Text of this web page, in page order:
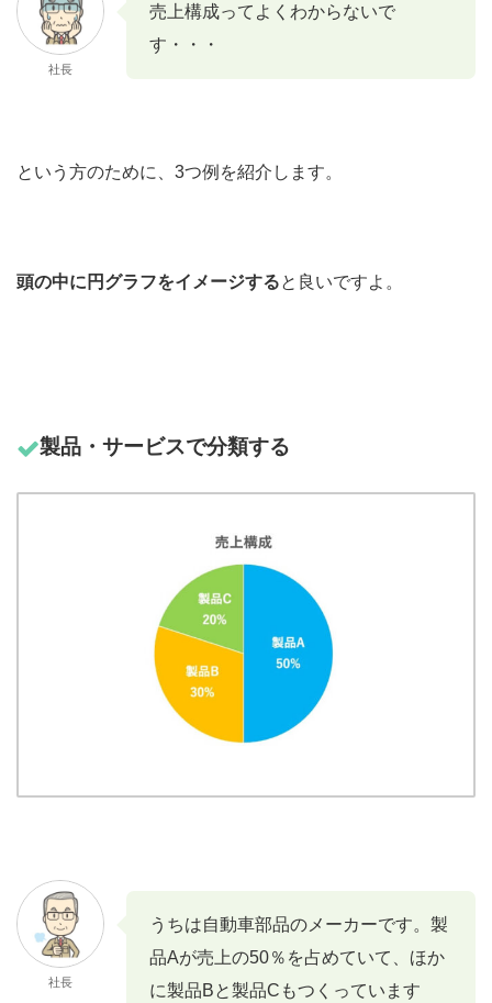
社長
売上構成ってよくわからないで
す・・・
という方のために、3つ例を紹介します。
頭の中に円グラフをイメージすると良いですよ。
製品・サービスで分類する
社長
うちは自動車部品のメーカーです。製
品Aが売上の50％を占めていて、ほか
に製品Bと製品Cもつくっています